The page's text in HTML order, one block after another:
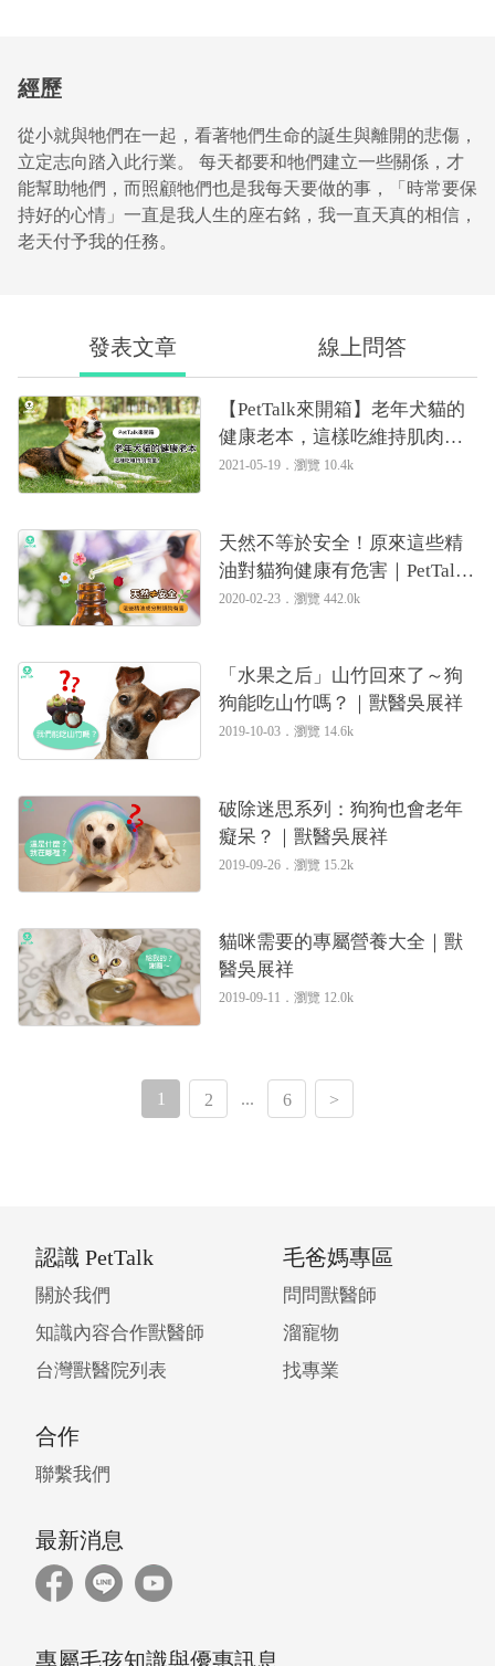
經歷
從小就與牠們在一起，看著牠們生命的誕生與離開的悲傷，
立定志向踏入此行業。 每天都要和牠們建立一些關係，才
能幫助牠們，而照顧牠們也是我每天要做的事，「時常要保
持好的心情」一直是我人生的座右銘，我一直天真的相信，
老天付予我的任務。
發表文章 線上問答
【PetTalk來開箱】老年犬貓的
健康老本，這樣吃維持肌肉量
｜獸醫吳展祥
2021-05-19．瀏覽 10.4k
天然不等於安全！原來這些精
油對貓狗健康有危害｜PetTalk
愛寵健康談
2020-02-23．瀏覽 442.0k
「水果之后」山竹回來了～狗
狗能吃山竹嗎？｜獸醫吳展祥
2019-10-03．瀏覽 14.6k
破除迷思系列：狗狗也會老年
癡呆？｜獸醫吳展祥
2019-09-26．瀏覽 15.2k
貓咪需要的專屬營養大全｜獸
醫吳展祥
2019-09-11．瀏覽 12.0k
1 2 ... 6 >
認識 PetTalk
關於我們
知識內容合作獸醫師
台灣獸醫院列表
毛爸媽專區
問問獸醫師
溜寵物
找專業
合作
聯繫我們
最新消息
專屬毛孩知識與優惠訊息